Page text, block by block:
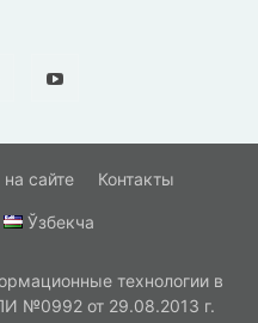
сайте Контакты
Ўзбекча
технологии в
№0992 от 29.08.2013 г.